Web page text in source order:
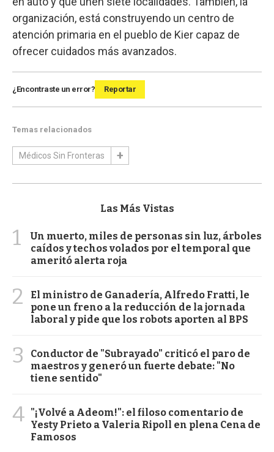
organización, está construyendo un centro de
atención primaria en el pueblo de Kier capaz de
ofrecer cuidados más avanzados.
¿Encontraste un error? Reportar
Temas relacionados
Médicos Sin Fronteras
Las Más Vistas
1
Un muerto, miles de personas sin luz, árboles
caídos y techos volados por el temporal que
ameritó alerta roja
2
El ministro de Ganadería, Alfredo Fratti, le
pone un freno a la reducción de la jornada
laboral y pide que los robots aporten al BPS
3
Conductor de "Subrayado" criticó el paro de
maestros y generó un fuerte debate: "No
tiene sentido"
4 "¡Volvé a Adeom!": el filoso comentario de
Yesty Prieto a Valeria Ripoll en plena Cena de
Famosos